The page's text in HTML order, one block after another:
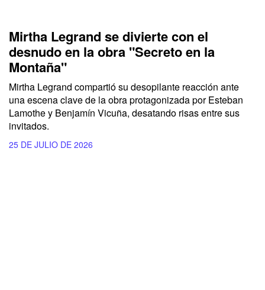
Mirtha Legrand se divierte con el
desnudo en la obra "Secreto en la
Montaña"
Mirtha Legrand compartió su desopilante reacción ante
una escena clave de la obra protagonizada por Esteban
Lamothe y Benjamín Vicuña, desatando risas entre sus
invitados.
25 DE JULIO DE 2026